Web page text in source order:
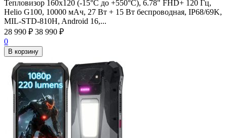
Тепловизор 160x120 (-15°C до +550°C), 6.78" FHD+ 120 Гц,
Helio G100, 10000 мАч, 27 Вт + 15 Вт беспроводная, IP68/69K,
MIL-STD-810H, Android 16,...
28 990 ₽ 38 990 ₽
0
В корзину